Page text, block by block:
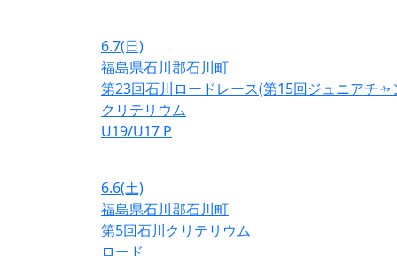
6.7(日)
福島県石川郡石川町
第23回石川ロードレース(第15回ジュニアチャ
クリテリウム
U19/U17 P
6.6(土)
福島県石川郡石川町
第5回石川クリテリウム
ロード